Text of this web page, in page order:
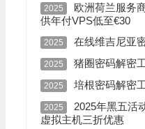
2025
欧洲荷兰服务
供年付VPS低至€30
2025 在线维吉尼亚
2025 猪圈密码解密
2025 培根密码解密
2025
2025年黑五活
虚拟主机三折优惠